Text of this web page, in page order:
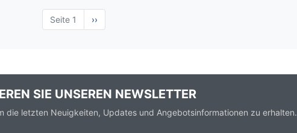
Seite 1
Nächste
Seite
››
SIE UNSEREN NEWSLETTER
die letzten Neuigkeiten, Updates und Angebotsinformationen zu erhalten.